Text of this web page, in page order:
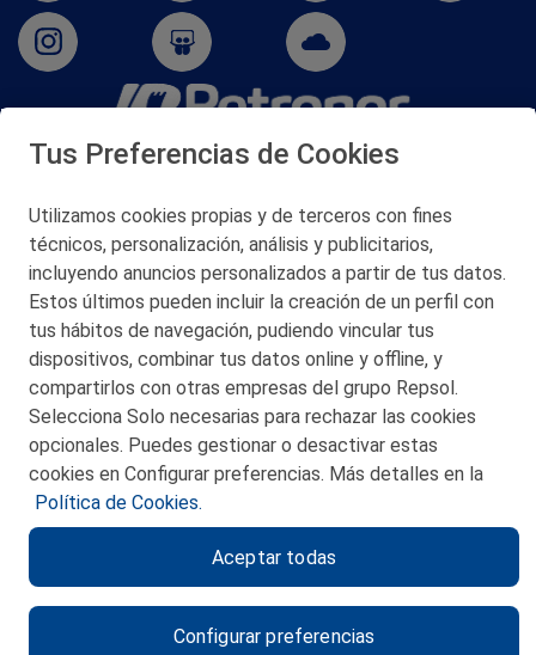
San Martín 5-Edificio Muñatones,
© 2026 Petronor S.A.
CONTACTO
MAPA WEB
POLITICA DE PRIVACIDAD
POLITICA DE COOKIES
CANAL DE ÉTICA
Tus Preferencias de Cookies
Utilizamos cookies propias y de terceros con fines
técnicos, personalización, análisis y publicitarios,
incluyendo anuncios personalizados a partir de tus datos.
Estos últimos pueden incluir la creación de un perfil con
tus hábitos de navegación, pudiendo vincular tus
dispositivos, combinar tus datos online y offline, y
compartirlos con otras empresas del grupo Repsol.
Selecciona Solo necesarias para rechazar las cookies
opcionales. Puedes gestionar o desactivar estas
cookies en Configurar preferencias. Más detalles en la
Política de Cookies.
Configurar preferencias
Aceptar todas